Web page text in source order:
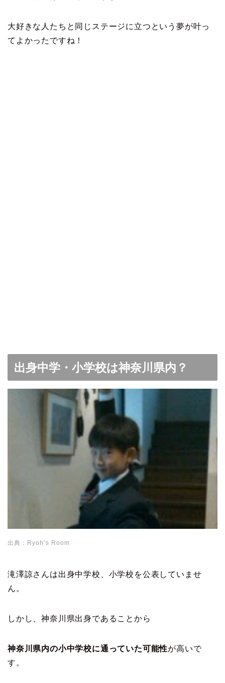
大好きな人たちと同じステージに立つという夢が叶っ
てよかったですね！
出身中学・小学校は神奈川県内？
出典：Ryoh’s Room
滝澤諒さんは出身中学校、小学校を公表していませ
ん。
しかし、神奈川県出身であることから
神奈川県内の小中学校に通っていた可能性が高いで
す。